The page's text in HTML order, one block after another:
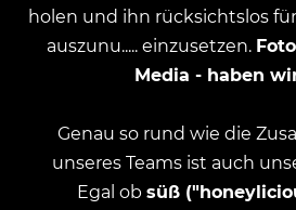
holen und ihn rücksichtslos
auszunu..... einzusetzen.
Media - haben
Genau so rund wie die
unseres Teams ist auch
Egal ob süß